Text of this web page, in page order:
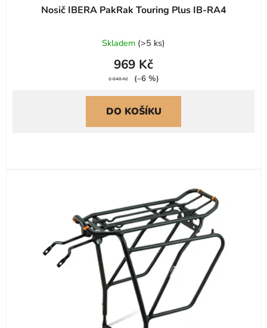
Nosič IBERA PakRak Touring Plus IB-RA4
Skladem (>5 ks)
969 Kč
1 040 Kč (–6 %)
DO KOŠÍKU